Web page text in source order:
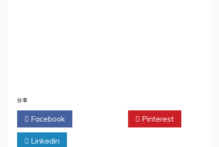
分享
Facebook Pinterest
Linkedin